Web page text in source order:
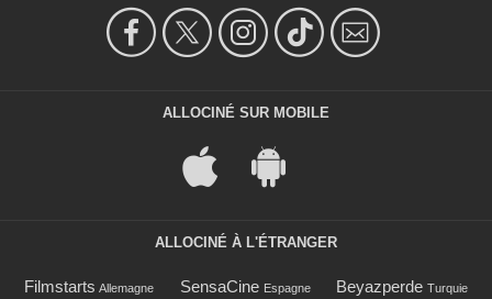
ALLOCINÉ SUR MOBILE
ALLOCINÉ À L'ÉTRANGER
Filmstarts Allemagne SensaCine Espagne Beyazperde Turquie